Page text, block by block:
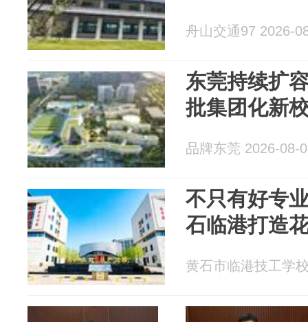
舟山交通97 2026-
东莞持续扩
批集团化新
品牌东莞 2026-08-
不只有好专
石临港打造
黄石市临港技工学